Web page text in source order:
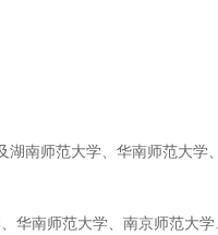
南师范大学、华南师范大学
华南师范大学、南京师范大